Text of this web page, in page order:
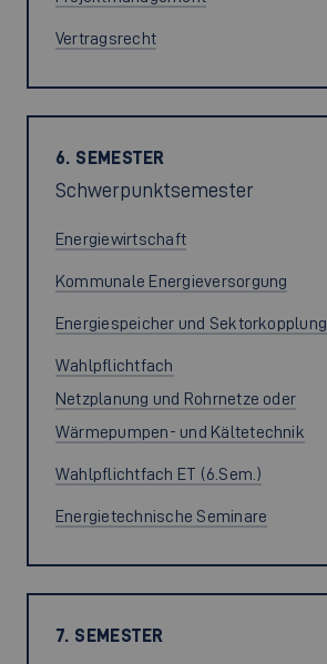
Vertragsrecht
6. SEMESTER
Schwerpunktsemester
Energiewirtschaft
Kommunale Energieversorgung
Energiespeicher und Sektorkopplung
Wahlpflichtfach
Netzplanung und Rohrnetze oder
Wärmepumpen- und Kältetechnik
Wahlpflichtfach ET (6.Sem.)
Energietechnische Seminare
7. SEMESTER